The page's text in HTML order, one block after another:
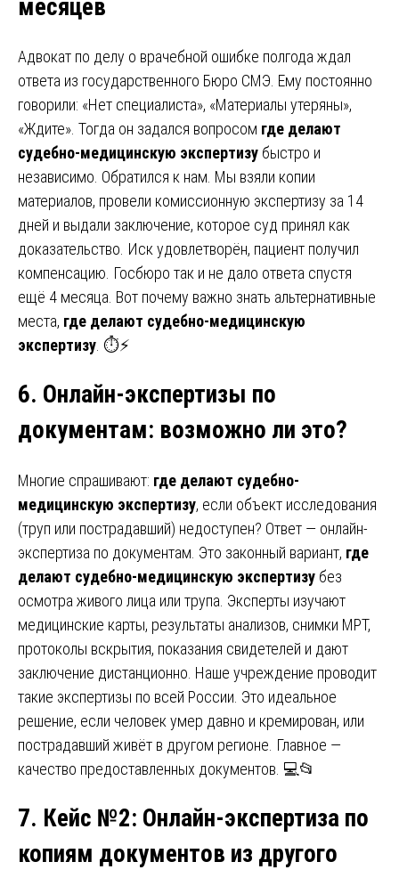
месяцев
Адвокат по делу о врачебной ошибке полгода ждал
ответа из государственного Бюро СМЭ. Ему постоянно
говорили: «Нет специалиста», «Материалы утеряны»,
«Ждите». Тогда он задался вопросом где делают
судебно-медицинскую экспертизу быстро и
независимо. Обратился к нам. Мы взяли копии
материалов, провели комиссионную экспертизу за 14
дней и выдали заключение, которое суд принял как
доказательство. Иск удовлетворён, пациент получил
компенсацию. Госбюро так и не дало ответа спустя
ещё 4 месяца. Вот почему важно знать альтернативные
места, где делают судебно-медицинскую
экспертизу . ⏱️⚡
6. Онлайн-экспертизы по
документам: возможно ли это?
Многие спрашивают: где делают судебно-
медицинскую экспертизу, если объект исследования
(труп или пострадавший) недоступен? Ответ — онлайн-
экспертиза по документам. Это законный вариант, где
делают судебно-медицинскую экспертизу без
осмотра живого лица или трупа. Эксперты изучают
медицинские карты, результаты анализов, снимки МРТ,
протоколы вскрытия, показания свидетелей и дают
заключение дистанционно. Наше учреждение проводит
такие экспертизы по всей России. Это идеальное
решение, если человек умер давно и кремирован, или
пострадавший живёт в другом регионе. Главное —
качество предоставленных документов. 💻📂
7. Кейс №2: Онлайн-экспертиза по
копиям документов из другого